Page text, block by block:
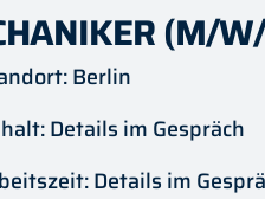
(M/
Berlin
Details im Gespräch
Details im